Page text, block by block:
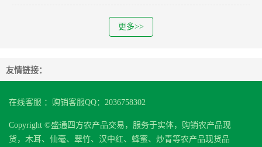
更多>>
友情链接：
在线客服 ：购销客服QQ：2036758302
Copyright ©盛通四方农产品交易，服务于实体，购销农产品现
货，木耳、仙毫、翠竹、汉中红、蜂蜜、炒青等农产品现货品